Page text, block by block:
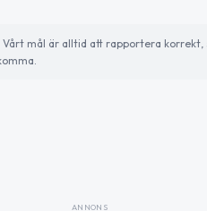
mål är alltid att rapportera korrekt,
ANNONS